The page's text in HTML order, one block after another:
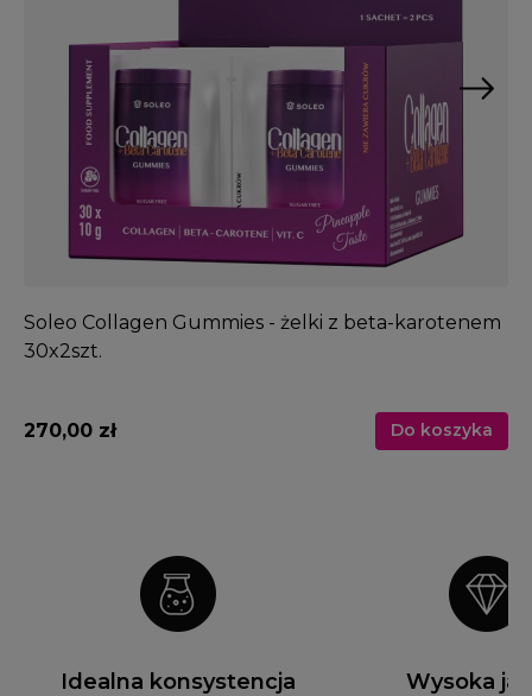
Soleo Collagen Gummies - żelki z beta-karotenem
30x2szt.
270,00 zł Do koszyka
Idealna konsystencja Wysoka